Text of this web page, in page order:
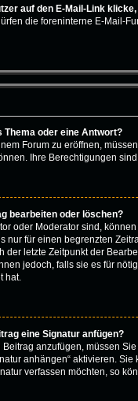
auf den E-Mail-Link
die foreninterne E-Mail-
Thema oder eine Antwort?
Forum zu eröffnen,
Ihre Berechtigungen
bearbeiten oder löschen?
oder Moderator sind,
nur für einen begrenzten
der letzte Zeitpunkt der
jedoch, falls sie es für
hat.
eine Signatur anfügen?
anzufügen, müssen
anhängen“ aktivieren.
verfassen möchten, so